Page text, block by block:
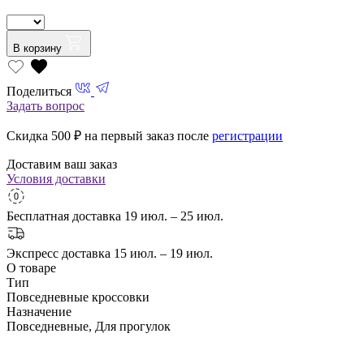
В корзину
Поделиться
Задать вопрос
Скидка 500 ₽ на первый заказ после регистрации
Доставим ваш заказ
Условия доставки
Бесплатная доставка 19 июл. – 25 июл.
Экспресс доставка 15 июл. – 19 июл.
О товаре
Тип
Повседневные кроссовки
Назначение
Повседневные, Для прогулок